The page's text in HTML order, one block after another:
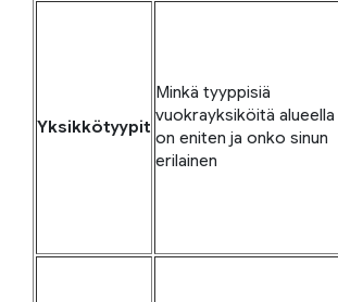
Yksikkötyypit
Minkä tyyppisiä
vuokrayksiköitä alueella
on eniten ja onko sinun
erilainen